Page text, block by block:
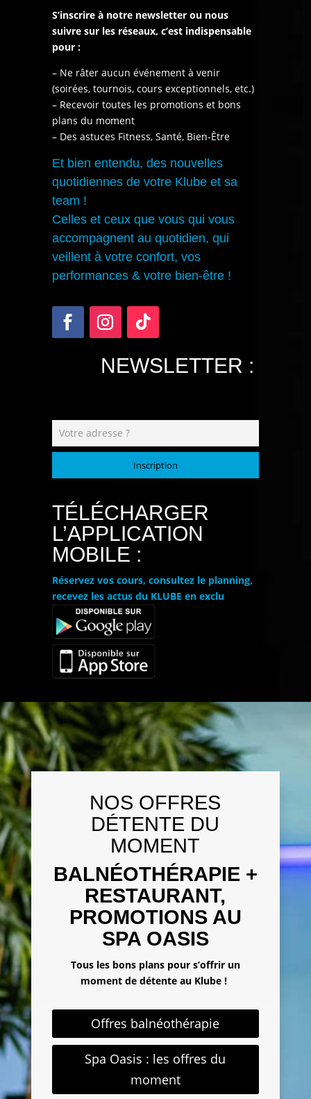
S’inscrire à notre newsletter ou nous
suivre sur les réseaux, c’est indispensable
pour :
– Ne râter aucun événement à venir
(soirées, tournois, cours exceptionnels, etc.)
– Recevoir toutes les promotions et bons
plans du moment
– Des astuces Fitness, Santé, Bien-Être
Et bien entendu, des nouvelles
quotidiennes de votre Klube et sa
team !
Celles et ceux que vous qui vous
accompagnent au quotidien, qui
veillent à votre confort, vos
performances & votre bien-être !
NEWSLETTER :
Inscription
TÉLÉCHARGER
L’APPLICATION
MOBILE :
Réservez vos cours, consultez le planning,
recevez les actus du KLUBE en exclu
NOS OFFRES
DÉTENTE DU
MOMENT
BALNÉOTHÉRAPIE +
RESTAURANT,
PROMOTIONS AU
SPA OASIS
Tous les bons plans pour s’offrir un
moment de détente au Klube !
Offres balnéothérapie
Spa Oasis : les offres du
moment